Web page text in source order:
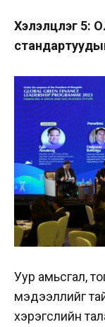
Хэлэлцүүлэг
стандартуудын
Уур амьсгал,
мэдээллийг
хэрэгслийн